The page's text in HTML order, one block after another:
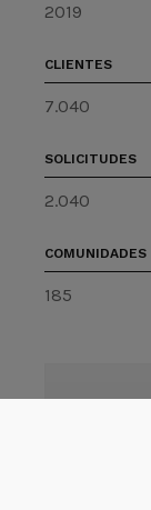
2019
CLIENTES
7.040
SOLICITUDES
2.040
COMUNIDADES
185